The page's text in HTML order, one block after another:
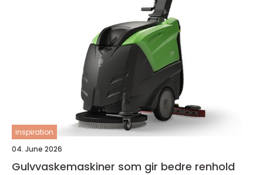
inspiration
04. June 2026
Gulvvaskemaskiner som gir bedre renhold